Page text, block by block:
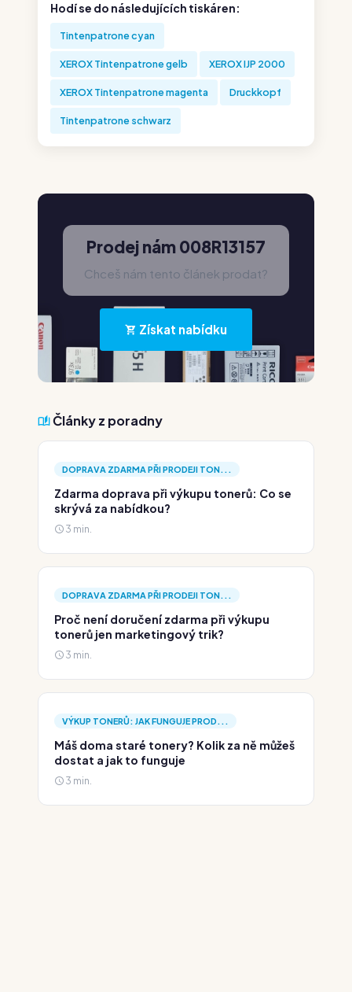
Hodí se do následujících tiskáren:
Tintenpatrone cyan
XEROX Tintenpatrone gelb XEROX IJP 2000
XEROX Tintenpatrone magenta Druckkopf
Tintenpatrone schwarz
Prodej nám 008R13157
Chceš nám tento článek prodat?
Získat nabídku
Články z poradny
DOPRAVA ZDARMA PŘI PRODEJI TON...
Zdarma doprava při výkupu tonerů: Co se
skrývá za nabídkou?
3 min.
DOPRAVA ZDARMA PŘI PRODEJI TON...
Proč není doručení zdarma při výkupu
tonerů jen marketingový trik?
3 min.
VÝKUP TONERŮ: JAK FUNGUJE PROD...
Máš doma staré tonery? Kolik za ně můžeš
dostat a jak to funguje
3 min.